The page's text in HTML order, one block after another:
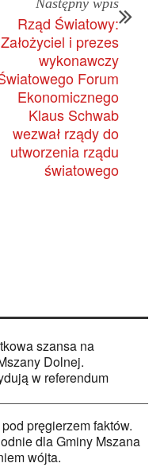
Rząd Światowy:
Założyciel i prezes
wykonawczy
Forum
Ekonomicznego
Klaus Schwab
wezwał rządy do
utworzenia rządu
światowego
szansa na
Dolnej.
w referendum
pręgierzem faktów.
dla Gminy Mszana
wójta.